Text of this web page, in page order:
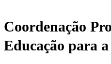
Coordenação
Educação para